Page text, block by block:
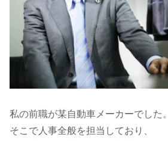
私の前職が某自動車メーカーでした。
そこで人事全般を担当しており、